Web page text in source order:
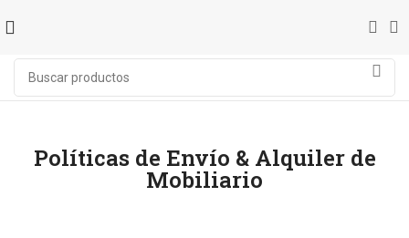
Políticas de Envío & Alquiler de
Mobiliario